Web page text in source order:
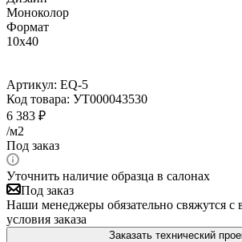
Моноколор
Формат
10x40
Артикул: EQ-5
Код товара: УТ000043530
6 383 ₽
/м2
Под заказ
Уточнить наличие образца в салонах
Под заказ
Наши менеджеры обязательно свяжутся с
условия заказа
Заказать технический